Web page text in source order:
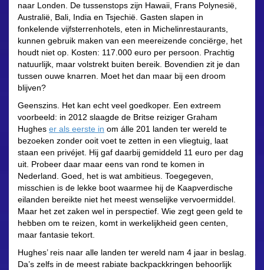
naar Londen. De tussenstops zijn Hawaii, Frans Polynesië,
Australië, Bali, India en Tsjechië. Gasten slapen in
fonkelende vijfsterrenhotels, eten in Michelinrestaurants,
kunnen gebruik maken van een meereizende conciërge, het
houdt niet op. Kosten: 117.000 euro per persoon. Prachtig
natuurlijk, maar volstrekt buiten bereik. Bovendien zit je dan
tussen ouwe knarren. Moet het dan maar bij een droom
blijven?
Geenszins. Het kan echt veel goedkoper. Een extreem
voorbeeld: in 2012 slaagde de Britse reiziger Graham
Hughes er als eerste in om álle 201 landen ter wereld te
bezoeken zonder ooit voet te zetten in een vliegtuig, laat
staan een privéjet. Hij gaf daarbij gemiddeld 11 euro per dag
uit. Probeer daar maar eens van rond te komen in
Nederland. Goed, het is wat ambitieus. Toegegeven,
misschien is de lekke boot waarmee hij de Kaapverdische
eilanden bereikte niet het meest wenselijke vervoermiddel.
Maar het zet zaken wel in perspectief. Wie zegt geen geld te
hebben om te reizen, komt in werkelijkheid geen centen,
maar fantasie tekort.
Hughes’ reis naar alle landen ter wereld nam 4 jaar in beslag.
Da’s zelfs in de meest rabiate backpackkringen behoorlijk